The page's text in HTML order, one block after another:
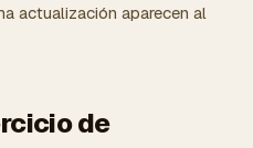
actualización aparecen al
de